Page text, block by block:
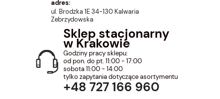
adres:
ul. Brodzka 1E 34-130 Kalwaria
Zebrzydowska
Sklep stacjonarny
w Krakowie
Godziny pracy sklepu:
od pon. do pt. 11:00 - 17:00
sobota 11:00 - 14:00
tylko zapytania dotyczące asortymentu
+48 727 166 960